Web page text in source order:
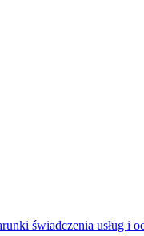
świadczenia usług i